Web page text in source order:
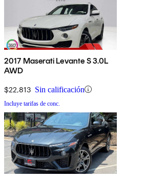
2017 Maserati Levante S 3.0L
AWD
$22,813 Sin calificación
Incluye tarifas de conc.